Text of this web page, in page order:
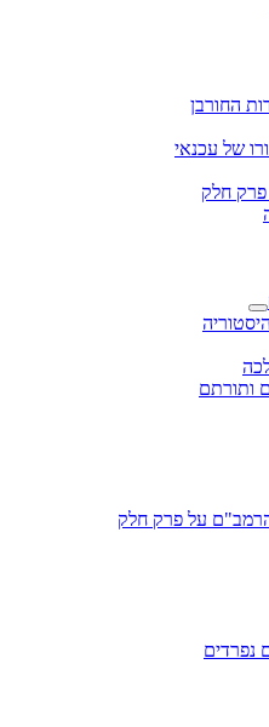
החורבן
של עכנאי
פרק חלק
ותורתם
על פרק חלק
נפרדים